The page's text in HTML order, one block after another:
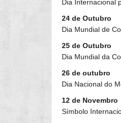
Dia Internacional
24 de Outubro
Dia Mundial de
25 de Outubro
Dia Mundial da
26 de outubro
Dia Nacional do
12 de Novembro
Símbolo